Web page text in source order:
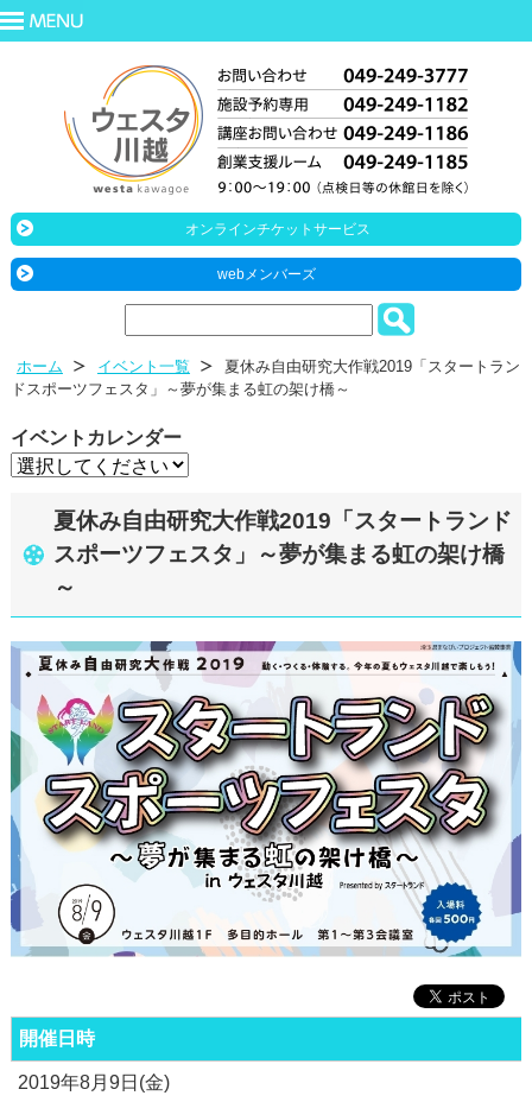
オンラインチケットサービス
webメンバーズ
ホーム イベント一覧
夏休み自由研究大作戦2019「スタートラン
ドスポーツフェスタ」～夢が集まる虹の架け橋～
イベントカレンダー
夏休み自由研究大作戦2019「スタートランド
スポーツフェスタ」～夢が集まる虹の架け橋
～
開催日時
2019年8月9日(金)